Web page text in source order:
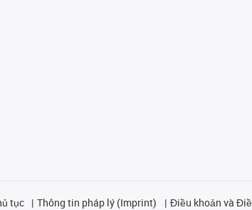
tục Thông tin pháp lý (Imprint) Điều khoản và